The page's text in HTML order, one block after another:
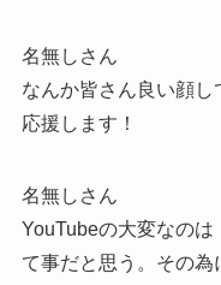
名無しさん
なんか皆さん良い顔し
応援します！
名無しさん
YouTubeの大変なの
て事だと思う。その